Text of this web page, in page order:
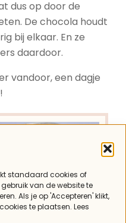
standaard cookies of
van de website te
Als je op 'Accepteren' klikt,
te plaatsen. Lees
dus op door de
De chocola houdt
bij elkaar. En ze
daardoor.
vandoor, een dagje